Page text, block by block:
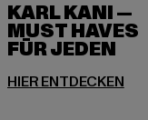
KARL KANI —
MUST HAVES
FÜR JEDEN